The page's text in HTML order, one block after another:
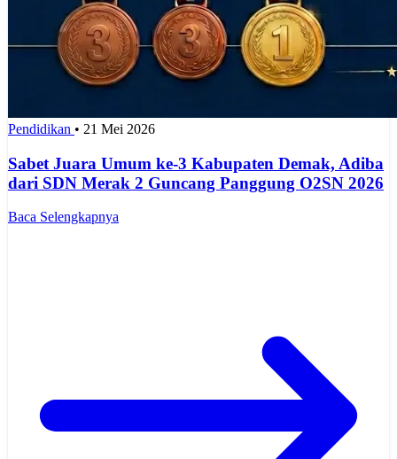
Pendidikan • 21 Mei 2026
Sabet Juara Umum ke-3 Kabupaten Demak, Adiba
dari SDN Merak 2 Guncang Panggung O2SN 2026
Baca Selengkapnya